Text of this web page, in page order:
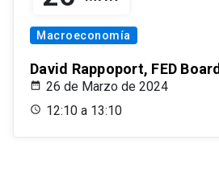
Macroeconomía
David Rappoport, FED Board
26 de Marzo de 2024
12:10 a 13:10